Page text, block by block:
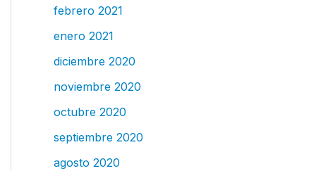
febrero 2021
enero 2021
diciembre 2020
noviembre 2020
octubre 2020
septiembre 2020
agosto 2020